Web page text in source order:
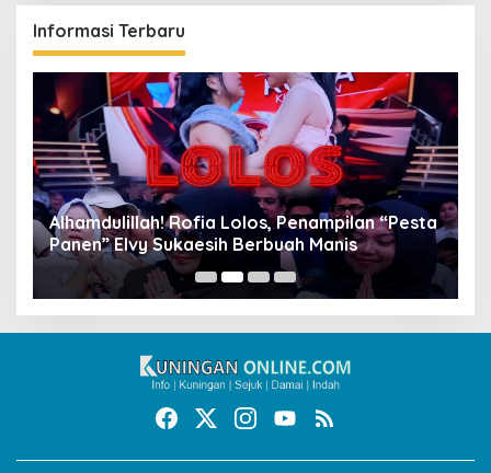
Informasi Terbaru
Alhamdulillah! Rofia Lolos, Penampilan “Pesta
Panen” Elvy Sukaesih Berbuah Manis